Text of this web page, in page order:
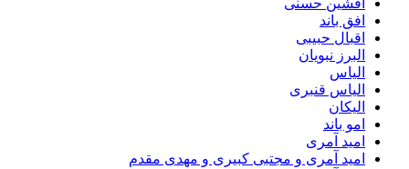
افشین حسنی
افق باند
اقبال حبیبی
البرز نبویان
الیاس
الیاس قنبرى
الیکان
امو باند
امید آمری
امید آمری و مجتبی کبیری و مهدى مقدم